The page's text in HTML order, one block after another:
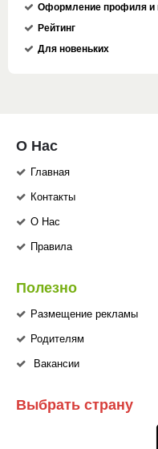
Оформление профиля и
Рейтинг
Для новеньких
О Нас
Главная
Контакты
О Нас
Правила
Полезно
Размещение рекламы
Родителям
Вакансии
Выбрать страну